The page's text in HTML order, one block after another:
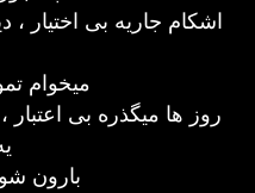
اشکام جاریه بی اختیار ،
میخوام
روز ها میگذره بی اعتبار
بارون شو